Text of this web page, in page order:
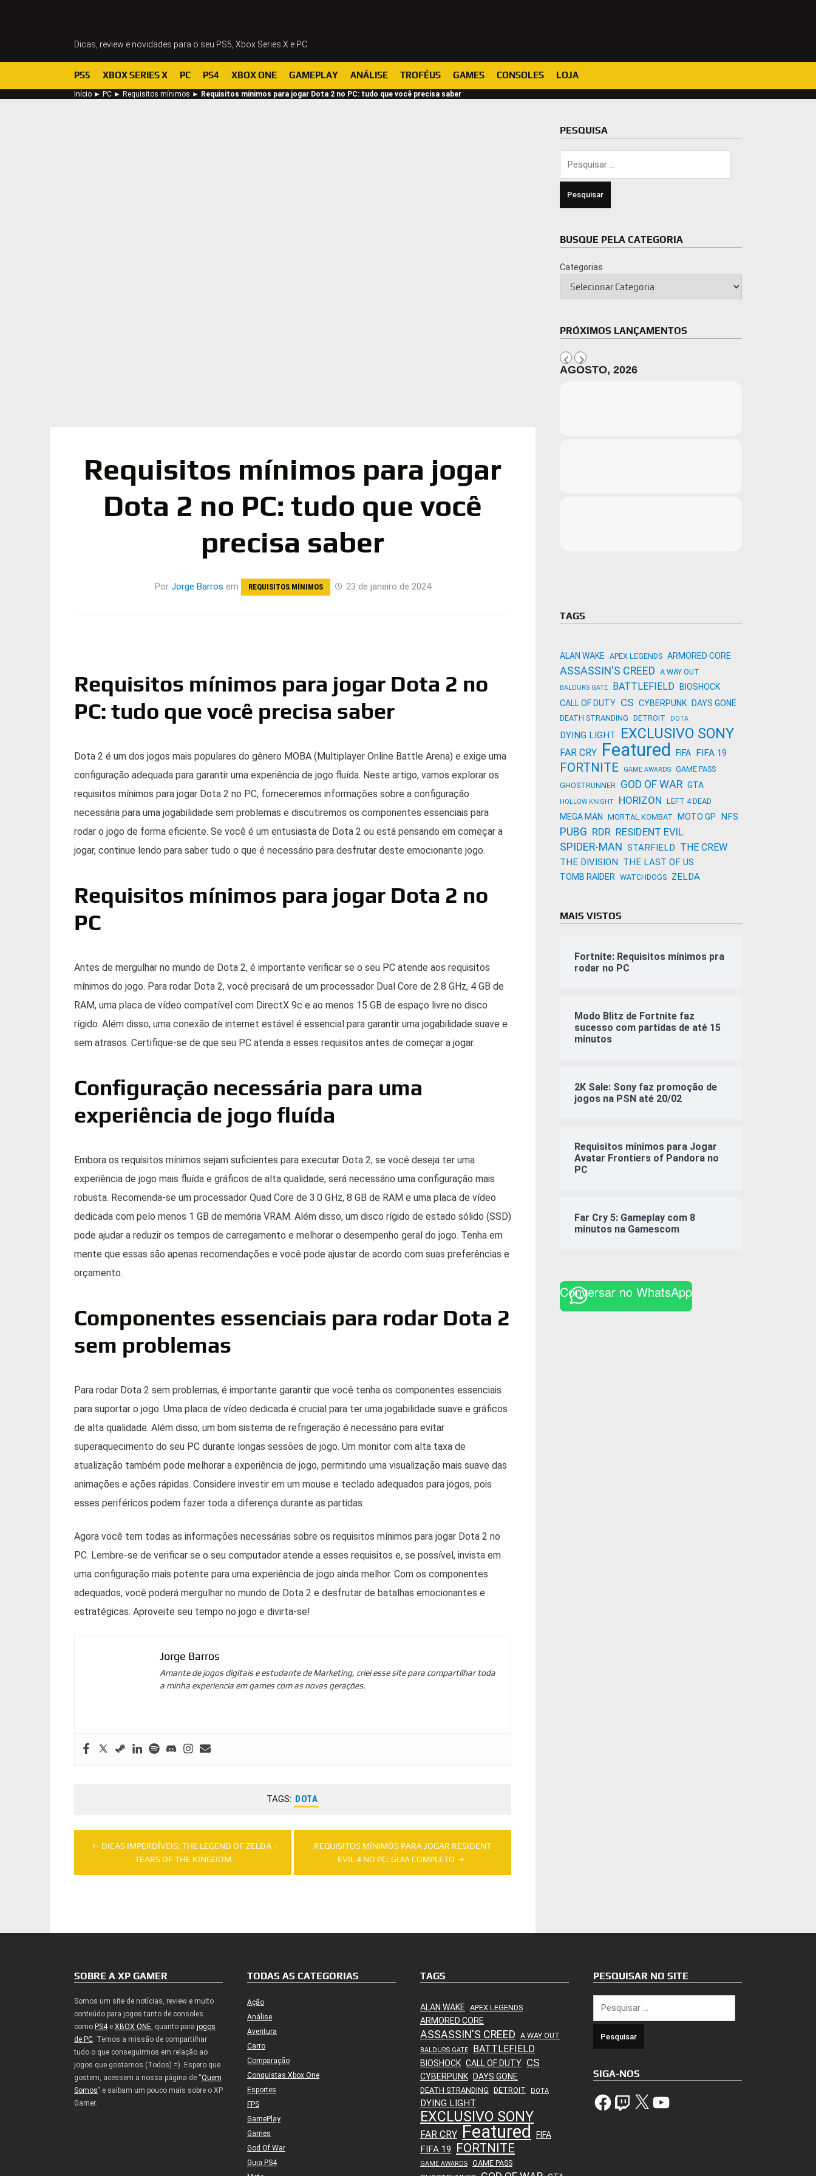
Dicas, review e novidades para o seu PS5, Xbox Series X e PC
PS5 XBOX SERIES X PC PS4 XBOX ONE GAMEPLAY ANÁLISE TROFÉUS GAMES CONSOLES LOJA
Início ► PC ► Requisitos mínimos ► Requisitos mínimos para jogar Dota 2 no PC: tudo que você precisa saber
Requisitos mínimos para jogar
Dota 2 no PC: tudo que você
precisa saber
Por Jorge Barros em REQUISITOS MÍNIMOS 23 de janeiro de 2024
Requisitos mínimos para jogar Dota 2 no
PC: tudo que você precisa saber
Dota 2 é um dos jogos mais populares do gênero MOBA (Multiplayer Online Battle Arena) e exige uma
configuração adequada para garantir uma experiência de jogo fluída. Neste artigo, vamos explorar os
requisitos mínimos para jogar Dota 2 no PC, forneceremos informações sobre a configuração
necessária para uma jogabilidade sem problemas e discutiremos os componentes essenciais para
rodar o jogo de forma eficiente. Se você é um entusiasta de Dota 2 ou está pensando em começar a
jogar, continue lendo para saber tudo o que é necessário para desfrutar deste emocionante jogo.
Requisitos mínimos para jogar Dota 2 no
PC
Antes de mergulhar no mundo de Dota 2, é importante verificar se o seu PC atende aos requisitos
mínimos do jogo. Para rodar Dota 2, você precisará de um processador Dual Core de 2.8 GHz, 4 GB de
RAM, uma placa de vídeo compatível com DirectX 9c e ao menos 15 GB de espaço livre no disco
rígido. Além disso, uma conexão de internet estável é essencial para garantir uma jogabilidade suave e
sem atrasos. Certifique-se de que seu PC atenda a esses requisitos antes de começar a jogar.
Configuração necessária para uma
experiência de jogo fluída
Embora os requisitos mínimos sejam suficientes para executar Dota 2, se você deseja ter uma
experiência de jogo mais fluída e gráficos de alta qualidade, será necessário uma configuração mais
robusta. Recomenda-se um processador Quad Core de 3.0 GHz, 8 GB de RAM e uma placa de vídeo
dedicada com pelo menos 1 GB de memória VRAM. Além disso, um disco rígido de estado sólido (SSD)
pode ajudar a reduzir os tempos de carregamento e melhorar o desempenho geral do jogo. Tenha em
mente que essas são apenas recomendações e você pode ajustar de acordo com suas preferências e
orçamento.
Componentes essenciais para rodar Dota 2
sem problemas
Para rodar Dota 2 sem problemas, é importante garantir que você tenha os componentes essenciais
para suportar o jogo. Uma placa de vídeo dedicada é crucial para ter uma jogabilidade suave e gráficos
de alta qualidade. Além disso, um bom sistema de refrigeração é necessário para evitar
superaquecimento do seu PC durante longas sessões de jogo. Um monitor com alta taxa de
atualização também pode melhorar a experiência de jogo, permitindo uma visualização mais suave das
animações e ações rápidas. Considere investir em um mouse e teclado adequados para jogos, pois
esses periféricos podem fazer toda a diferença durante as partidas.
Agora você tem todas as informações necessárias sobre os requisitos mínimos para jogar Dota 2 no
PC. Lembre-se de verificar se o seu computador atende a esses requisitos e, se possível, invista em
uma configuração mais potente para uma experiência de jogo ainda melhor. Com os componentes
adequados, você poderá mergulhar no mundo de Dota 2 e desfrutar de batalhas emocionantes e
estratégicas. Aproveite seu tempo no jogo e divirta-se!
Jorge Barros
Amante de jogos digitais e estudante de Marketing, criei esse site para compartilhar toda
a minha experiencia em games com as novas gerações.
TAGS: DOTA
Navegação
DICAS IMPERDÍVEIS: THE LEGEND OF ZELDA –
TEARS OF THE KINGDOM
REQUISITOS MÍNIMOS PARA JOGAR RESIDENT
EVIL 4 NO PC: GUIA COMPLETO
PESQUISA
BUSQUE PELA CATEGORIA
Categorias
PRÓXIMOS LANÇAMENTOS
AGOSTO, 2026
TAGS
ALAN WAKE APEX LEGENDS ARMORED CORE
ASSASSIN'S CREED A WAY OUT
BALDURS GATE BATTLEFIELD
BIOSHOCK
CALL OF DUTY CS CYBERPUNK DAYS GONE
DEATH STRANDING DETROIT DOTA
DYING LIGHT EXCLUSIVO SONY
FAR CRY Featured FIFA FIFA 19
FORTNITE GAME AWARDS
GAME PASS
GHOSTRUNNER GOD OF WAR GTA
HOLLOW KNIGHT HORIZON LEFT 4 DEAD
MEGA MAN MORTAL KOMBAT MOTO GP NFS
PUBG RDR RESIDENT EVIL
SPIDER-MAN STARFIELD THE CREW
THE DIVISION THE LAST OF US
TOMB RAIDER WATCHDOGS ZELDA
MAIS VISTOS
Fortnite: Requisitos mínimos pra
rodar no PC
Modo Blitz de Fortnite faz
sucesso com partidas de até 15
minutos
2K Sale: Sony faz promoção de
jogos na PSN até 20/02
Requisitos mínimos para Jogar
Avatar Frontiers of Pandora no
PC
Far Cry 5: Gameplay com 8
minutos na Gamescom
Conversar no WhatsApp
SOBRE A XP GAMER
Somos um site de notícias, review e muito
conteúdo para jogos tanto de consoles
como PS4e XBOX ONE, quanto para jogos
de PC. Temos a missão de compartilhar
tudo o que conseguirmos em relação ao
jogos que gostamos (Todos) =). Espero que
gostem, acessem a nossa página de “Quem
Somos” e saibam um pouco mais sobre o XP
Gamer.
TODAS AS CATEGORIAS
Ação
Análise
Aventura
Carro
Comparação
Conquistas Xbox One
Esportes
FPS
GamePlay
Games
God Of War
Guia PS4
TAGS
ALAN WAKE APEX LEGENDS
ARMORED CORE
ASSASSIN'S CREED A WAY OUT
BALDURS GATE BATTLEFIELD
BIOSHOCK CALL OF DUTY CS
CYBERPUNK DAYS GONE
DEATH STRANDING DETROIT DOTA
DYING LIGHT
EXCLUSIVO SONY
FAR CRY Featured FIFA
FIFA 19 FORTNITE
GAME AWARDS
GAME PASS
PESQUISAR NO SITE
por:
SIGA-NOS
FacebookTwitch X YouTube